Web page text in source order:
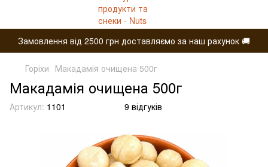
Замовлення від 2500 грн доставляємо за наш рахунок 🚚
Горіхи Макадамія очищена 500г
Макадамія очищена 500г
Артикул: 1101 9 відгуків